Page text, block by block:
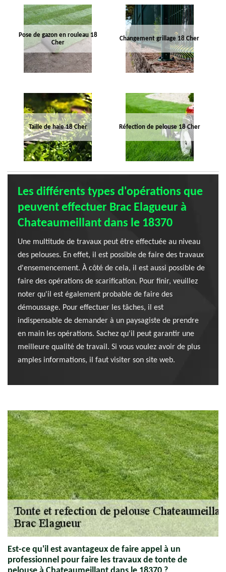
Pose de gazon en rouleau 18
Cher
Changement grillage 18 Cher
Taille de haie 18 Cher Réfection de pelouse 18 Cher
Les différents types d'opérations que
peuvent effectuer Brac Elagueur à
Chateaumeillant dans le 18370
Une multitude de travaux peut être effectuée au niveau
des pelouses. En effet, il est possible de faire des travaux
d'ensemencement. À côté de cela, il est aussi possible de
faire des opérations de scarification. Pour finir, veuillez
noter qu'il est également probable de faire des
démoussage. Pour effectuer les tâches, il est
indispensable de demander à un paysagiste de prendre
en main les opérations. Sachez qu'il peut garantir une
meilleure qualité de travail. Si vous voulez avoir de plus
amples informations, il faut visiter son site web.
Est-ce qu'il est avantageux de faire appel à un
professionnel pour faire les travaux de tonte de